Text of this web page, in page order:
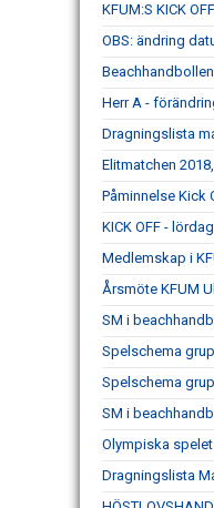
KFUM:S KICK
OBS: ändring
Herr A -
Dragningslista
Elitmatchen
Påminnelse Kick
KICK OFF -
Medlemskap i
Årsmöte KFUM
SM i
Spelschema
Spelschema
SM i
Olympiska
Dragningslista